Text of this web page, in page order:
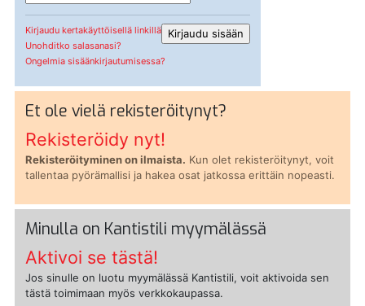
Kirjaudu kertakäyttöisellä linkillä
Unohditko salasanasi?
Ongelmia sisäänkirjautumisessa?
Et ole vielä rekisteröitynyt?
Rekisteröidy nyt!
Rekisteröityminen on ilmaista. Kun olet rekisteröitynyt, voit
tallentaa pyörämallisi ja hakea osat jatkossa erittäin nopeasti.
Minulla on Kantistili myymälässä
Aktivoi se tästä!
Jos sinulle on luotu myymälässä Kantistili, voit aktivoida sen
tästä toimimaan myös verkkokaupassa.